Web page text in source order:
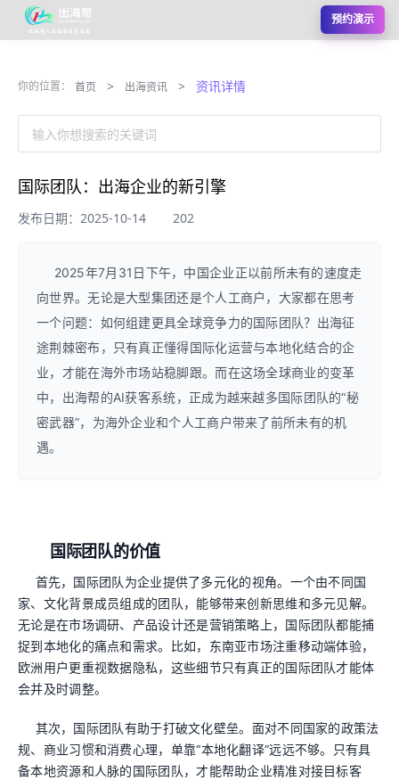
预约演示
你的位置： 首页 > 出海资讯 > 资讯详情
输入你想搜索的关键词
国际团队：出海企业的新引擎
发布日期：2025-10-14 202
2025年7月31日下午，中国企业正以前所未有的速度走
向世界。无论是大型集团还是个人工商户，大家都在思考
一个问题：如何组建更具全球竞争力的国际团队？出海征
途荆棘密布，只有真正懂得国际化运营与本地化结合的企
业，才能在海外市场站稳脚跟。而在这场全球商业的变革
中，出海帮的AI获客系统，正成为越来越多国际团队的“秘
密武器”，为海外企业和个人工商户带来了前所未有的机
遇。
国际团队的价值
首先，国际团队为企业提供了多元化的视角。一个由不同国
家、文化背景成员组成的团队，能够带来创新思维和多元见解。
无论是在市场调研、产品设计还是营销策略上，国际团队都能捕
捉到本地化的痛点和需求。比如，东南亚市场注重移动端体验，
欧洲用户更重视数据隐私，这些细节只有真正的国际团队才能体
会并及时调整。
其次，国际团队有助于打破文化壁垒。面对不同国家的政策法
规、商业习惯和消费心理，单靠“本地化翻译”远远不够。只有具
备本地资源和人脉的国际团队，才能帮助企业精准对接目标客